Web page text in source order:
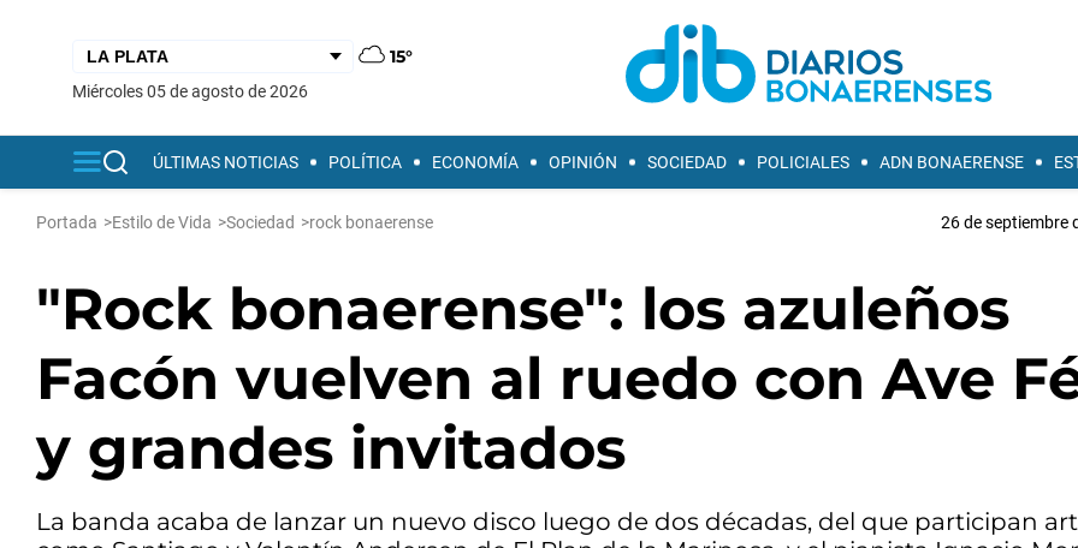
15°
miércoles 05 de agosto de 2026
ÚLTIMAS NOTICIAS POLÍTICA ECONOMÍA OPINIÓN SOCIEDAD POLICIALES ADN BONAERENSE
Portada >Estilo de Vida >Sociedad >rock bonaerense 26 de septiembre
"Rock bonaerense": los azuleños
Facón vuelven al ruedo con Ave
y grandes invitados
La banda acaba de lanzar un nuevo disco luego de dos décadas, del que participan